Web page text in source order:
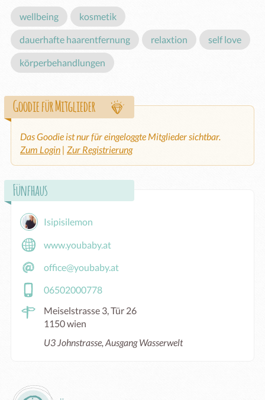
wellbeing kosmetik
dauerhafte haarentfernung relaxtion self love
körperbehandlungen
Goodie für Mitglieder
Das Goodie ist nur für eingeloggte Mitglieder sichtbar.
Zum Login | Zur Registrierung
Fünfhaus
Isipisilemon
www.youbaby.at
office@youbaby.at
06502000778
Meiselstrasse 3, Tür 26
1150 wien
U3 Johnstrasse, Ausgang Wasserwelt